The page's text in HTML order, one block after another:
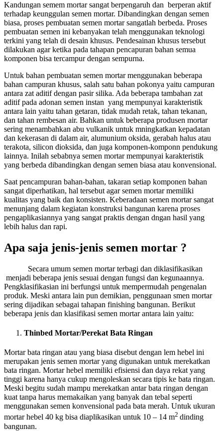
Kandungan semem mortar sangat berpengaruh dan berperan aktif
terhadap keunggulan semen mortar. Dibandingkan dengan semen
biasa, proses pembuatan semen mortar sangatlah berbeda. Proses
pembuatan semen ini kebanyakan telah menggunakan teknologi
terkini yang telah di desain khusus. Pendesainan khusus tersebut
dilakukan agar ketika pada tahapan pencapuran bahan semua
komponen bisa tercampur dengan sempurna.
Untuk bahan pembuatan semen mortar menggunakan beberapa
bahan campuran khusus, salah satu bahan pokonya yaitu campuran
antara zat aditif dengan pasir silika. Ada beberapa tambahan zat
aditif pada adonan semen instan yang mempunyai karakteristik
antara lain yaitu tahan getaran, tidak mudah retak, tahan tekanan,
dan tahan rembesan air. Bahkan untuk beberapa produsen mortar
sering menambahkan abu vulkanik untuk mningkatkan kepadatan
dan kekerasan di dalam air, alumunium oksida, gerabah halus atau
terakota, silicon dioksida, dan juga komponen-komponn pendukung
lainnya. Inilah sebabnya semen mortar mempunyai karakteristik
yang berbeda dibandingkan dengan semen biasa atau konvensional.
Saat pencampuran bahan-bahan, takaran setiap komponen bahan
sangat diperhatikan, hal tersebut agar semen mortar memiliki
kualitas yang baik dan konsisten. Keberadaan semen mortar sangat
menunjang dalam kegiatan konstruksi bangunan karena proses
pengaplikasiannya yang sangat praktis dengan dngan hasil yang
lebih halus dan rapi.
Apa saja jenis-jenis semen mortar ?
Secara umum semen mortar terbagi dan diklasifikasikan
menjadi beberapa jenis sesuai dengan fungsi dan kegunaannya.
Pengklasifikasian ini berfungsi untuk mempermudah pengenalan
produk. Meski antara lain pun demikian, penggunaan smen mortar
sering dijadikan sebagai tahapan finishing bangunan. Berikut
beberapa jenis dan klasifikasi semen mortar antara lain yaitu:
Thinbed Mortar/Perekat Bata Ringan
Mortar bata ringan atau yang biasa disebut dengan lem hebel ini
merupakan jenis semen mortar yang digunakan untuk merekatkan
bata ringan. Mortar hebel memiliki efisiensi dan daya rekat yang
tinggi karena hanya cukup mengoleskan secara tipis ke bata ringan.
Meski begitu sudah mampu merekatkan antar bata ringan dengan
kuat tanpa harus memakaikan yang banyak dan tebal seperti
menggunakan semen konvensional pada bata merah. Untuk ukuran
mortar hebel 40 kg bisa diaplikasikan untuk 10 – 14 m2 dinding
bangunan.